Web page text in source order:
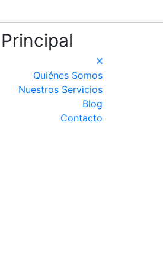
Quiénes Somos
Nuestros Servicios
Blog
Contacto